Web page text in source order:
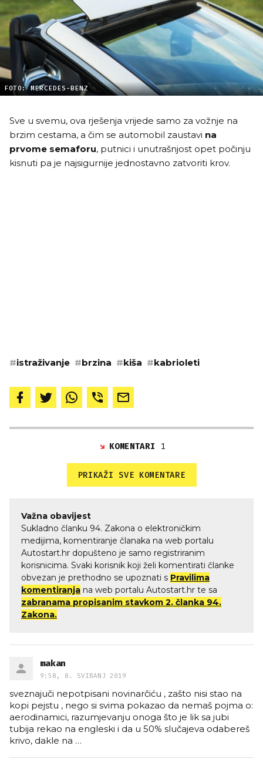
FOTO: MERCEDES-BENZ
Sve u svemu, ova rješenja vrijede samo za vožnje na
brzim cestama, a čim se automobil zaustavi na
prvome semaforu, putnici i unutrašnjost opet počinju
kisnuti pa je najsigurnije jednostavno zatvoriti krov.
#istraživanje #brzina #kiša #kabrioleti
KOMENTARI 1
PRIKAŽI SVE KOMENTARE
Važna obavijest
Sukladno članku 94. Zakona o elektroničkim
medijima, komentiranje članaka na web portalu
Autostart.hr dopušteno je samo registriranim
korisnicima. Svaki korisnik koji želi komentirati članke
obvezan je prethodno se upoznati s Pravilima
komentiranja na web portalu Autostart.hr te sa
zabranama propisanim stavkom 2. članka 94.
Zakona.
makan
9:58, 8. SVIBANJ 2019
sveznajuči nepotpisani novinarčiću , zašto nisi stao na
kopi pejstu , nego si svima pokazao da nemaš pojma o:
aerodinamici, razumjevanju onoga što je lik sa jubi
tubija rekao na engleski i da u 50% slučajeva odabereš
krivo, dakle na …